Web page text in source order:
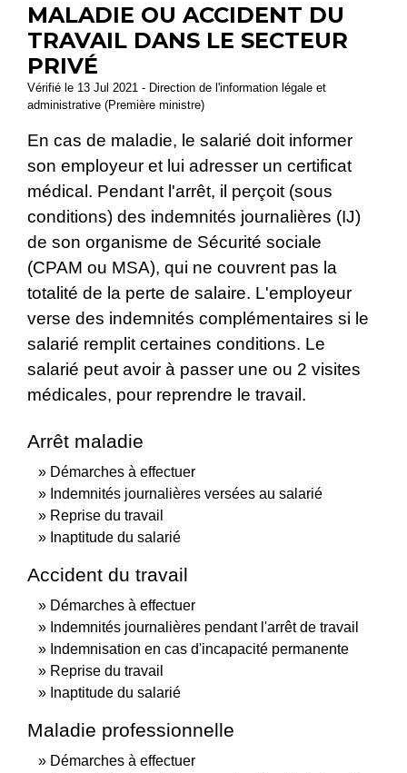
MALADIE OU ACCIDENT DU
TRAVAIL DANS LE SECTEUR
PRIVÉ
Vérifié le 13 Jul 2021 - Direction de l'information légale et
administrative (Première ministre)
En cas de maladie, le salarié doit informer
son employeur et lui adresser un certificat
médical. Pendant l'arrêt, il perçoit (sous
conditions) des indemnités journalières (IJ)
de son organisme de Sécurité sociale
(CPAM ou MSA), qui ne couvrent pas la
totalité de la perte de salaire. L'employeur
verse des indemnités complémentaires si le
salarié remplit certaines conditions. Le
salarié peut avoir à passer une ou 2 visites
médicales, pour reprendre le travail.
Arrêt maladie
Démarches à effectuer
Indemnités journalières versées au salarié
Reprise du travail
Inaptitude du salarié
Accident du travail
Démarches à effectuer
Indemnités journalières pendant l'arrêt de travail
Indemnisation en cas d'incapacité permanente
Reprise du travail
Inaptitude du salarié
Maladie professionnelle
Démarches à effectuer